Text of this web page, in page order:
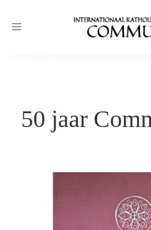
Toggle
50 jaar